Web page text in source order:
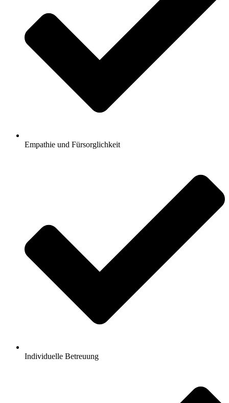
Empathie und Fürsorglichkeit
Individuelle Betreuung